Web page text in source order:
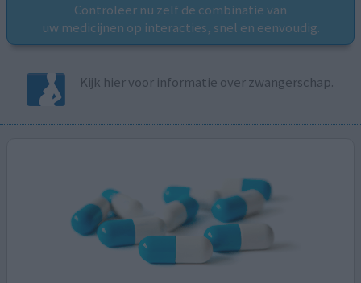
Controleer nu zelf de combinatie van
uw medicijnen op interacties, snel en eenvoudig.
Kijk hier voor informatie over zwangerschap.